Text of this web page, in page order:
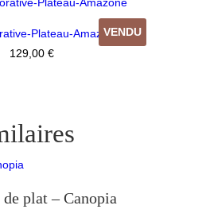
VENDU
Plateau-Amazone
129,00 €
de plat – Canopia